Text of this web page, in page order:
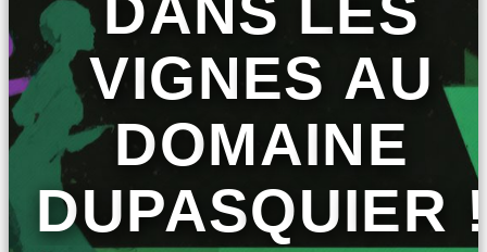
VIGNES AU
DOMAINE
DUPASQUIER !